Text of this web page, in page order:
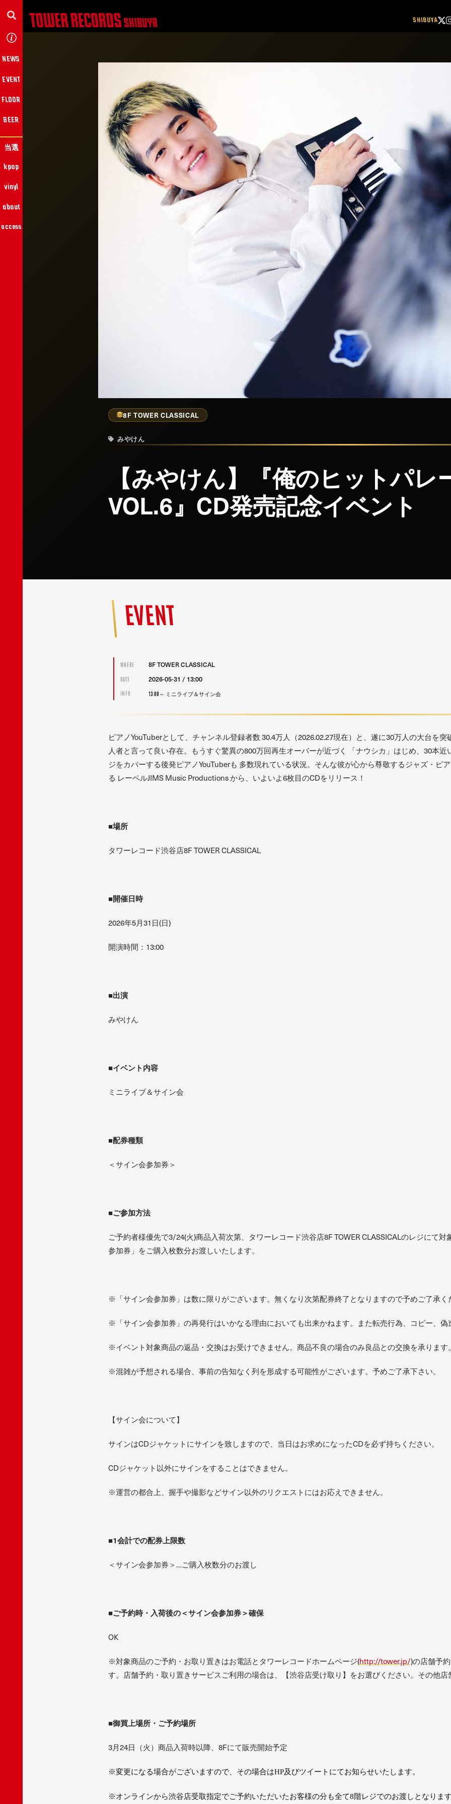
SHIBUYA
NEWS
EVENT
当選
FLOOR
BEER
kpop
vinyl
about
access
8F TOWER CLASSICAL
みやけん
【みやけん】『俺のヒットパレ
VOL.6』CD発売記念イベント
EVENT
WHERE 8F TOWER CLASSICAL
DATE 2026-05-31 / 13:00
INFO 13:00～ ミニライブ＆サイン会
ピアノYouTuberとして、チャンネル登録者数 30.4万人（2026.02.27現在）と、遂に30万人の大台を
人者と言って良い存在。もうすぐ驚異の800万回再生オーバーが近づく 「ナウシカ」はじめ、30本
ジをカバーする後発ピアノYouTuberも 多数現れている状況。そんな彼が心から尊敬するジャズ・ピ
る レーベルJIMS Music Productions から、いよいよ6枚目のCDをリリース！
■場所
タワーレコード渋谷店8F TOWER CLASSICAL
■開催日時
2026年5月31日(日)
開演時間：13:00
■出演
みやけん
■イベント内容
ミニライブ＆サイン会
■配券種類
＜サイン会参加券＞
■ご参加方法
ご予約者様優先で3/24(火)商品入荷次第、タワーレコード渋谷店8F TOWER CLASSICALのレジにて
参加券」をご購入枚数分お渡しいたします。
※「サイン会参加券」は数に限りがございます。無くなり次第配券終了となりますので予めご了承く
※「サイン会参加券」の再発行はいかなる理由においても出来かねます。また転売行為、コピー、
※イベント対象商品の返品・交換はお受けできません。商品不良の場合のみ良品との交換を承ります
※混雑が予想される場合、事前の告知なく列を形成する可能性がございます。予めご了承下さい。
【サイン会について】
サインはCDジャケットにサインを致しますので、当日はお求めになったCDを必ず持ちください。
CDジャケット以外にサインをすることはできません。
※運営の都合上、握手や撮影などサイン以外のリクエストにはお応えできません。
■1会計での配券上限数
＜サイン会参加券＞…ご購入枚数分のお渡し
■ご予約時・入荷後の＜サイン会参加券＞確保
OK
※対象商品のご予約・お取り置きはお電話とタワーレコードホームページ(http://tower.jp/)の店舗予
す。店舗予約・取り置きサービスご利用の場合は、【渋谷店受け取り】をお選びください。その他
■御買上場所・ご予約場所
3月24日（火）商品入荷時以降、8Fにて販売開始予定
※変更になる場合がございますので、その場合はHP及びツイートにてお知らせいたします。
※オンラインから渋谷店受取指定でご予約いただいたお客様の分も全て8階レジでのお渡しとなりま